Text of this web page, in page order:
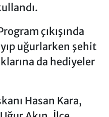
çıkışında
uğurlarken şehit
da hediyeler
Hasan Kara,